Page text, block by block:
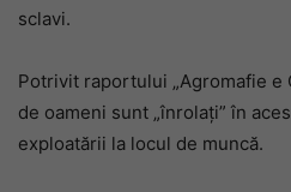
sclavi.
Potrivit raportului „Agromafie e
de oameni sunt „înrolați” în
exploatării la locul de muncă.